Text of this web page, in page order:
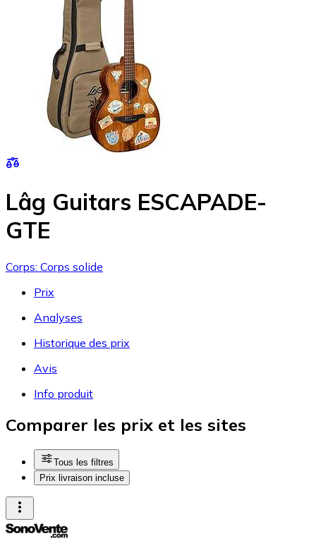
Lâg Guitars ESCAPADE-
GTE
Corps: Corps solide
Prix
Analyses
Historique des prix
Avis
Info produit
Comparer les prix et les sites
Tous les filtres
Prix livraison incluse